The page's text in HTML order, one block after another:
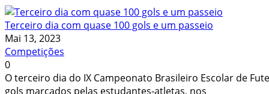
Terceiro dia com quase 100 gols e um passeio
Mai 13, 2023
Competições
0
O terceiro dia do IX Campeonato Brasileiro Escolar de
gols marcados pelas estudantes-atletas, nos